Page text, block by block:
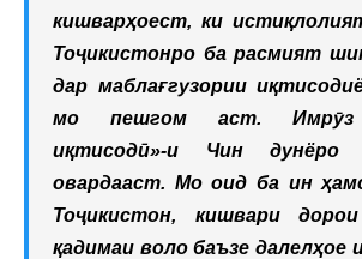
кишварҳоест, ки
Тоҷикистонро ба расмият
дар маблағгузории
мо пешгом аст. Имрӯз
иқтисодӣ»-и Чин
овардааст. Мо оид ба ин
Тоҷикистон, кишвари
қадимаи воло баъзе далелҳое